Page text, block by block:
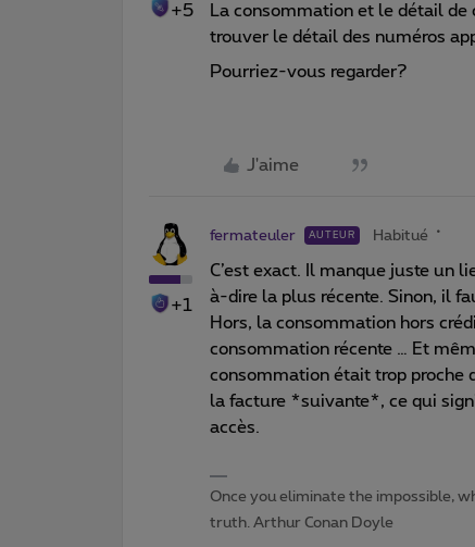
+5
La consommation et le détail de
trouver le détail des numéros
Pourriez-vous regarder?
J'aime
+1
fermateuler AUTEUR Habitué
C’est exact. Il manque juste un
à-dire la plus récente. Sinon, il
Hors, la consommation hors
consommation récente … Et
consommation était trop proche
la facture *suivante*, ce qui
accès.
Once you eliminate the impossible,
truth. Arthur Conan Doyle